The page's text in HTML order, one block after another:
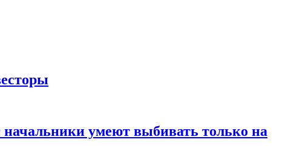
начальники умеют выбивать только на